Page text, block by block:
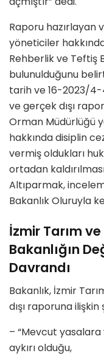
Raporu hazırlayan
yöneticiler
Rehberlik ve Teftiş
bulunulduğunu
tarih ve 16-2023/4-
ve gerçek dışı
Orman Müdürlüğü
hakkında disiplin
vermiş oldukları
ortadan
Altıparmak,
Bakanlık Oluruyla
İzmir Tarım
Bakanlığın
Davrandı
Bakanlık, İzmir
dışı raporuna
– “Mevcut yasalara
aykırı olduğu,